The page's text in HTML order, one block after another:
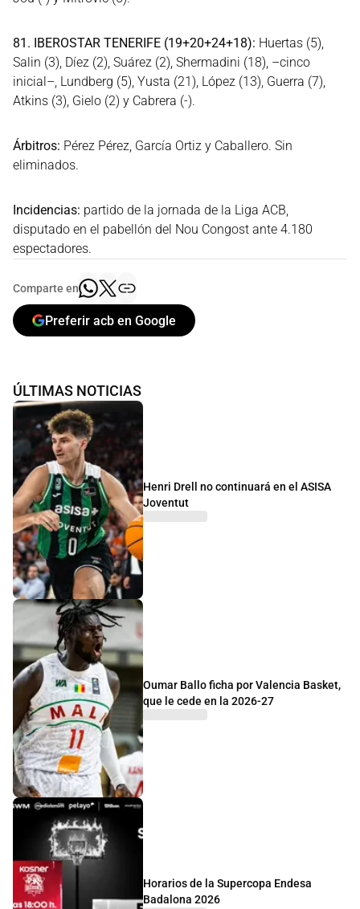
81. IBEROSTAR TENERIFE (19+20+24+18): Huertas (5),
Salin (3), Díez (2), Suárez (2), Shermadini (18), –cinco
inicial–, Lundberg (5), Yusta (21), López (13), Guerra (7),
Atkins (3), Gielo (2) y Cabrera (-).
Árbitros: Pérez Pérez, García Ortiz y Caballero. Sin
eliminados.
Incidencias: partido de la jornada de la Liga ACB,
disputado en el pabellón del Nou Congost ante 4.180
espectadores.
Comparte en
Preferir acb en Google
ÚLTIMAS NOTICIAS
Henri Drell no continuará en el ASISA
Joventut
Oumar Ballo ficha por Valencia Basket,
que le cede en la 2026-27
Horarios de la Supercopa Endesa
Badalona 2026